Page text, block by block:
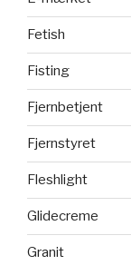
Fetish
Fisting
Fjernbetjent
Fjernstyret
Fleshlight
Glidecreme
Granit